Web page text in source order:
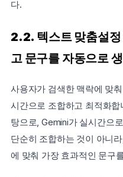
다.
2.2. 텍스트 맞춤설
고 문구를 자동으로
사용자가 검색한 맥락에 맞
시간으로 조합하고 최적화
탕으로, Gemini가 실시간으
단순히 조합하는 것이 아니
에 맞춰 가장 효과적인 문구